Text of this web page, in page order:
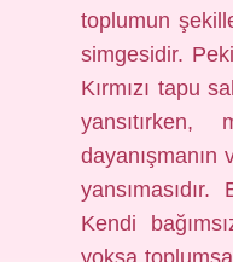
toplumun
simgesidir.
Kırmızı tapu
yansıtırken,
dayanışmanın
Kendi
yoksa